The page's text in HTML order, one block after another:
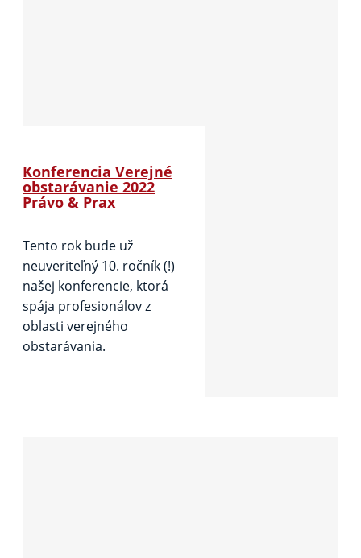
Konferencia Verejné
obstarávanie 2022
Právo & Prax
Tento rok bude už
neuveriteľný 10. ročník (!)
našej konferencie, ktorá
spája profesionálov z
oblasti verejného
obstarávania.